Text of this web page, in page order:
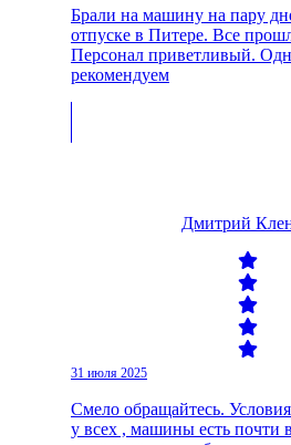
Брали на машину на пару
отпуске в Питере. Все
Персонал приветливый.
рекомендуем
Дмитрий
31 июля 2025
Смело обращайтесь.
у всех , машины есть почти